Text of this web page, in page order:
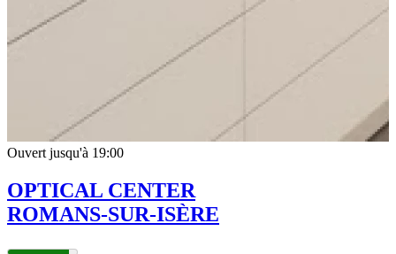
Ouvert jusqu'à 19:00
OPTICAL CENTER
ROMANS-SUR-ISÈRE